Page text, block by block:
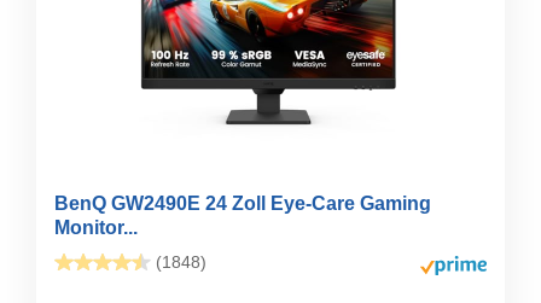
BenQ GW2490E 24 Zoll Eye-Care Gaming
Monitor...
(1848)